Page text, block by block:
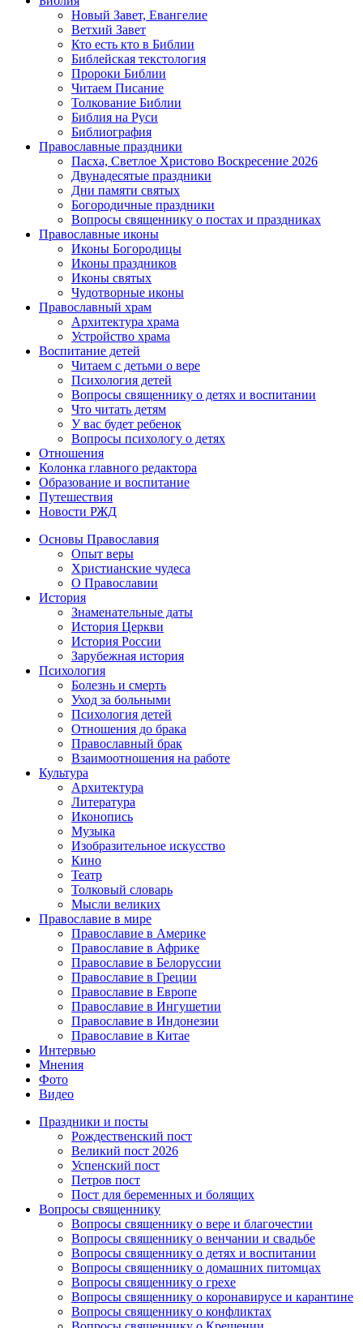
Новый Завет, Евангелие
Ветхий Завет
Кто есть кто в Библии
Библейская текстология
Пророки Библии
Читаем Писание
Толкование Библии
Библия на Руси
Библиография
Православные праздники
Пасха, Светлое Христово Воскресение 2026
Двунадесятые праздники
Дни памяти святых
Богородичные праздники
Вопросы священнику о постах и праздниках
Православные иконы
Иконы Богородицы
Иконы праздников
Иконы святых
Чудотворные иконы
Православный храм
Архитектура храма
Устройство храма
Воспитание детей
Читаем с детьми о вере
Психология детей
Вопросы священнику о детях и воспитании
Что читать детям
У вас будет ребенок
Вопросы психологу о детях
Отношения
Колонка главного редактора
Образование и воспитание
Путешествия
Новости РЖД
Основы Православия
Опыт веры
Христианские чудеса
О Православии
История
Знаменательные даты
История Церкви
История России
Зарубежная история
Психология
Болезнь и смерть
Уход за больными
Психология детей
Отношения до брака
Православный брак
Взаимоотношения на работе
Культура
Архитектура
Литература
Иконопись
Музыка
Изобразительное искусство
Кино
Театр
Толковый словарь
Мысли великих
Православие в мире
Православие в Америке
Православие в Африке
Православие в Белоруссии
Православие в Греции
Православие в Европе
Православие в Ингушетии
Православие в Индонезии
Православие в Китае
Интервью
Мнения
Фото
Видео
Праздники и посты
Рождественский пост
Великий пост 2026
Успенский пост
Петров пост
Пост для беременных и болящих
Вопросы священнику
Вопросы священнику о вере и благочестии
Вопросы священнику о венчании и свадьбе
Вопросы священнику о детях и воспитании
Вопросы священнику о домашних питомцах
Вопросы священнику о грехе
Вопросы священнику о коронавирусе и карантине
Вопросы священнику о конфликтах